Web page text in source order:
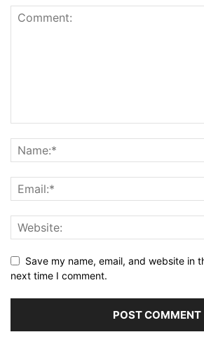
Save my name, email, and website in
next time I comment.